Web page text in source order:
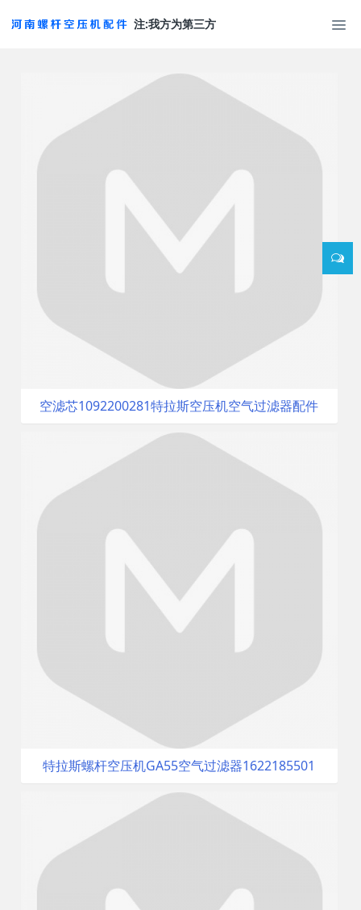
注:我方为第三方
空滤芯1092200281特拉斯空压机空气过滤器配件
特拉斯螺杆空压机GA55空气过滤器1622185501